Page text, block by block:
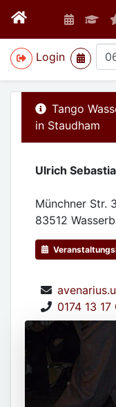
Login
>
Tango
in Staudham
Ulrich
Münchner Str.
83512
0174 13 17